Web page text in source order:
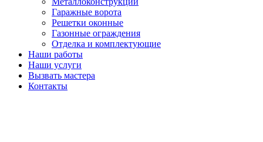
Гаражные ворота
Решетки оконные
Газонные ограждения
Отделка и комплектующие
Наши работы
Наши услуги
Вызвать мастера
Контакты